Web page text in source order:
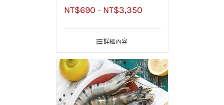
肉、聚餐您最吸睛
NT$690 – NT$3,350
詳細內容